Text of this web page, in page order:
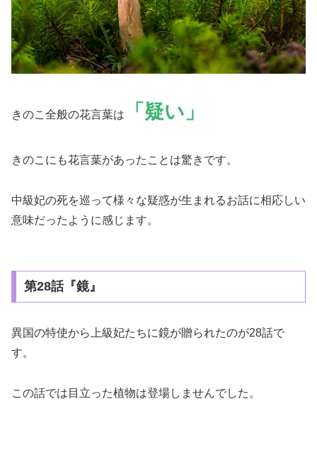
きのこ全般の花言葉は 「疑い」
きのこにも花言葉があったことは驚きです。
中級妃の死を巡って様々な疑惑が生まれるお話に相応しい
意味だったように感じます。
第28話『鏡』
異国の特使から上級妃たちに鏡が贈られたのが28話で
す。
この話では目立った植物は登場しませんでした。